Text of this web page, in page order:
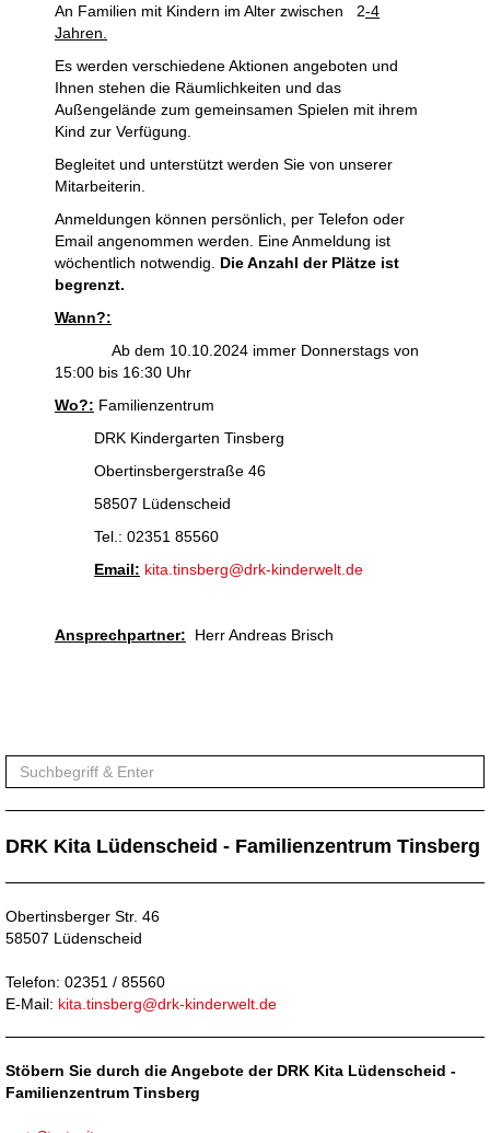
An Familien mit Kindern im Alter zwischen 2-4
Jahren.
Es werden verschiedene Aktionen angeboten und
Ihnen stehen die Räumlichkeiten und das
Außengelände zum gemeinsamen Spielen mit ihrem
Kind zur Verfügung.
Begleitet und unterstützt werden Sie von unserer
Mitarbeiterin.
Anmeldungen können persönlich, per Telefon oder
Email angenommen werden. Eine Anmeldung ist
wöchentlich notwendig.
Die Anzahl der Plätze ist
begrenzt.
Wann?:
Ab dem 10.10.2024 immer Donnerstags von
15:00 bis 16:30 Uhr
Wo?: Familienzentrum
DRK Kindergarten Tinsberg
Obertinsbergerstraße 46
58507 Lüdenscheid
Tel.: 02351 85560
Email: kita.tinsberg@drk-kinderwelt.de
Ansprechpartner: Herr Andreas Brisch
DRK Kita Lüdenscheid - Familienzentrum Tinsberg
Obertinsberger Str. 46
58507 Lüdenscheid
Telefon: 02351 / 85560
E-Mail: kita.tinsberg@drk-kinderwelt.de
Stöbern Sie durch die Angebote der DRK Kita Lüdenscheid -
Familienzentrum Tinsberg